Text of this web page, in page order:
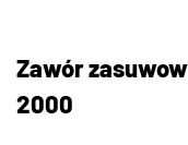
Zawór
2000